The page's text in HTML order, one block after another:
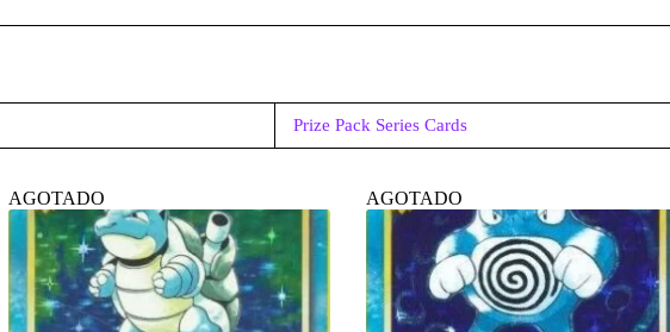
Prize Pack Series Cards
AGOTADO AGOTADO